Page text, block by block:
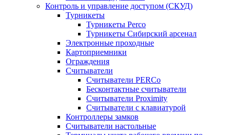
Контроль и управление доступом (СКУД)
Турникеты
Турникеты Perco
Турникеты Сибирский арсенал
Электронные проходные
Картоприемники
Ограждения
Считыватели
Считыватели PERCo
Бесконтактные считыватели
Считыватели Proximity
Считыватели с клавиатурой
Контроллеры замков
Считыватели настольные